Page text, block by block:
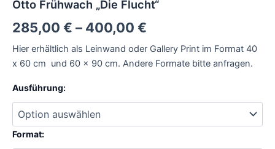
Otto Frühwach „Die Flucht“
285,00 € – 400,00 €
Hier erhältlich als Leinwand oder Gallery Print im Format 40
x 60 cm und 60 x 90 cm. Andere Formate bitte anfragen.
Ausführung:
Format: